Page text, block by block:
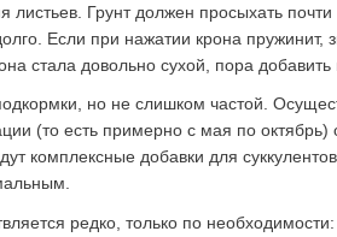
листьев. Грунт должен просыхать
Если при нажатии крона пружинит,
стала довольно сухой, пора добавить
но не слишком частой.
(то есть примерно с мая по октябрь)
комплексные добавки для
редко, только по необходимости: